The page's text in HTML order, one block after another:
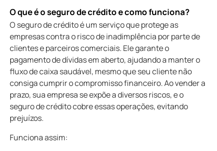
o que é o seguro de crédito e como funciona?
O seguro de crédito é um serviço que protege as
empresas contra o risco de inadimplência por parte de
clientes e parceiros comerciais. Ele garante o
pagamento de dívidas em aberto, ajudando a manter o
fluxo de caixa saudável, mesmo que seu cliente não
consiga cumprir o compromisso financeiro. Ao vender a
prazo, sua empresa se expõe a diversos riscos, e o
seguro de crédito cobre essas operações, evitando
prejuízos.
Funciona assim: